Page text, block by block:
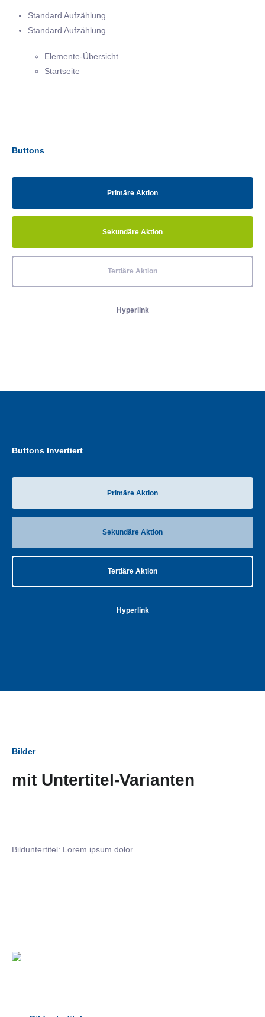
Standard Aufzählung
Standard Aufzählung
Elemente-Übersicht
Startseite
Buttons
Primäre Aktion
Sekundäre Aktion
Tertiäre Aktion
Hyperlink
Buttons Invertiert
Primäre Aktion
Sekundäre Aktion
Tertiäre Aktion
Hyperlink
Bilder
mit Untertitel-Varianten
Bilduntertitel: Lorem ipsum dolor